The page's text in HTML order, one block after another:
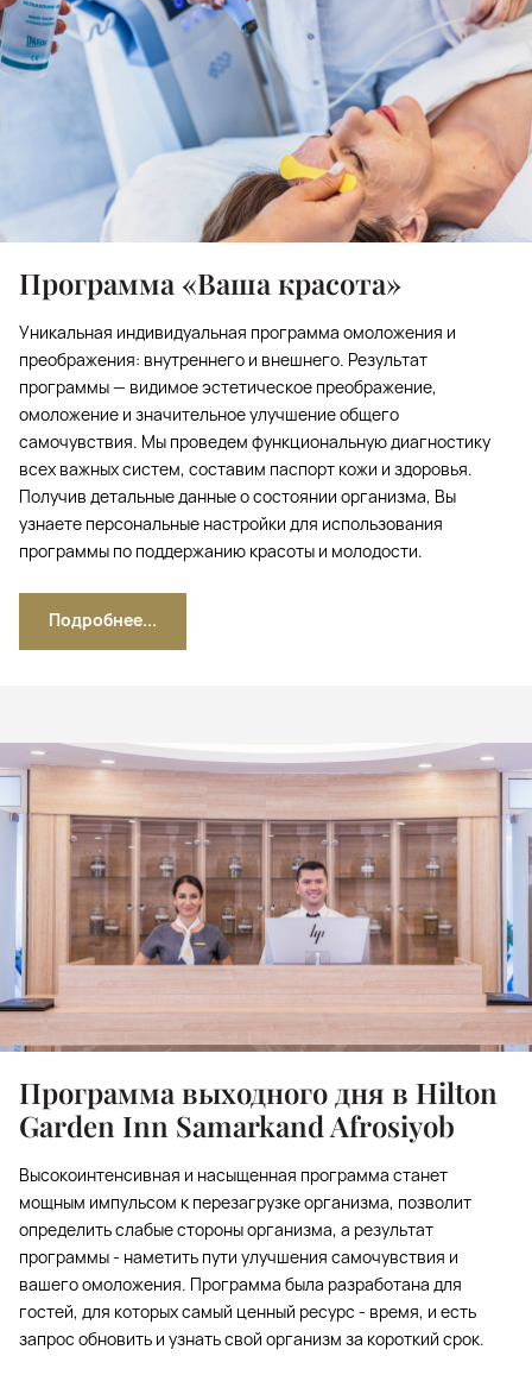
Программа «Ваша красота»
Уникальная индивидуальная программа омоложения и
преображения: внутреннего и внешнего. Результат
программы — видимое эстетическое преображение,
омоложение и значительное улучшение общего
самочувствия. Мы проведем функциональную диагностику
всех важных систем, составим паспорт кожи и здоровья.
Получив детальные данные о состоянии организма, Вы
узнаете персональные настройки для использования
программы по поддержанию красоты и молодости.
Подробнее...
Программа выходного дня в Hilton
Garden Inn Samarkand Afrosiyob
Высокоинтенсивная и насыщенная программа станет
мощным импульсом к перезагрузке организма, позволит
определить слабые стороны организма, а результат
программы - наметить пути улучшения самочувствия и
вашего омоложения. Программа была разработана для
гостей, для которых самый ценный ресурс - время, и есть
запрос обновить и узнать свой организм за короткий срок.